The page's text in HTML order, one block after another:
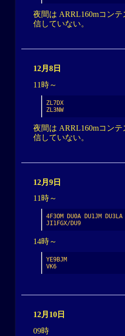
夜間は ARRL160mコン
信していない。
12月8日
11時～
ZL7DX
ZL3NW
夜間は ARRL160mコン
信していない。
12月9日
11時～
4F3OM DU0A DU1JM DU3LA
JI1FGX/DU9
14時～
YE9BJM
VK6
12月10日
09時